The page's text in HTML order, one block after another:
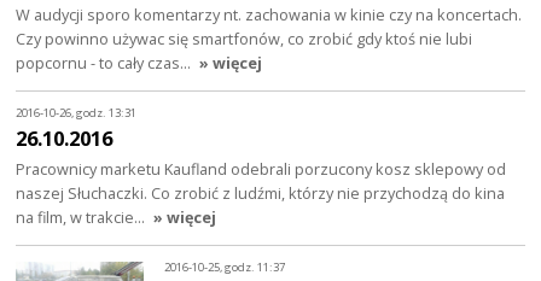
W audycji sporo komentarzy nt. zachowania w kinie czy na koncertach.
Czy powinno używac się smartfonów, co zrobić gdy ktoś nie lubi
popcornu - to cały czas… » więcej
2016-10-26, godz. 13:31
26.10.2016
Pracownicy marketu Kaufland odebrali porzucony kosz sklepowy od
naszej Słuchaczki. Co zrobić z ludźmi, którzy nie przychodzą do kina
na film, w trakcie… » więcej
2016-10-25, godz. 11:37